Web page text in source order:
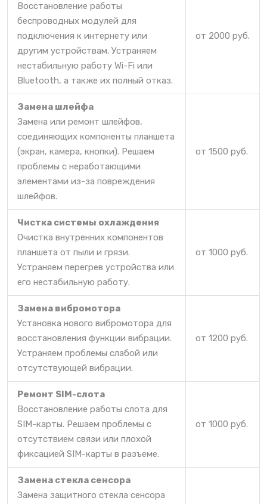
Восстановление работы
беспроводных модулей для
подключения к интернету или
другим устройствам. Устраняем
нестабильную работу Wi-Fi или
Bluetooth, а также их полный отказ.
от 2000 руб.
Замена шлейфа
Замена или ремонт шлейфов,
соединяющих компоненты планшета
(экран, камера, кнопки). Решаем
проблемы с неработающими
элементами из-за повреждения
шлейфов.
от 1500 руб.
Чистка системы охлаждения
Очистка внутренних компонентов
планшета от пыли и грязи.
Устраняем перегрев устройства или
его нестабильную работу.
от 1000 руб.
Замена вибромотора
Установка нового вибромотора для
восстановления функции вибрации.
Устраняем проблемы слабой или
отсутствующей вибрации.
от 1200 руб.
Ремонт SIM-слота
Восстановление работы слота для
SIM-карты. Решаем проблемы с
отсутствием связи или плохой
фиксацией SIM-карты в разъеме.
от 1000 руб.
Замена стекла сенсора
Замена защитного стекла сенсора